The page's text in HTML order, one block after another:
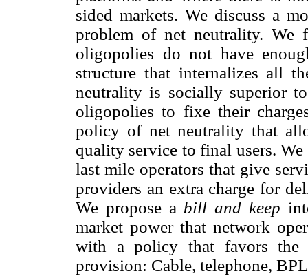
sided markets. We discuss a
problem of net neutrality. We
oligopolies do not have
structure that internalizes all
neutrality is socially superior
oligopolies to fixe their
policy of net neutrality that
quality service to final users.
last mile operators that give
providers an extra charge for
We propose a bill and keep
market power that network
with a policy that favors the
provision: Cable, telephone,